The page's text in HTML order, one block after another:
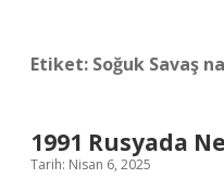
Etiket: Soğuk Savaş
1991 Rusyada
Tarih: Nisan 6, 2025